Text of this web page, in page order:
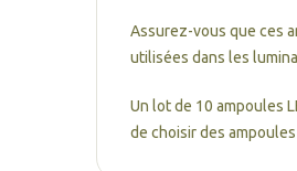
Assurez-vous que ces
utilisées dans les
Un lot de 10 ampoules
de choisir des